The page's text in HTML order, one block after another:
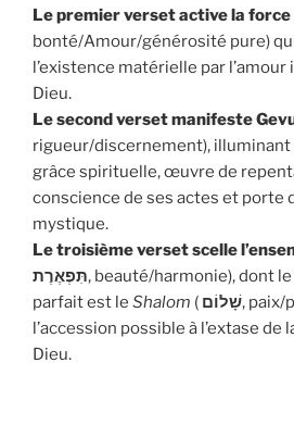
Le premier verset active la force
bonté/Amour/générosité pure)
l’existence matérielle par
Dieu.
Le second verset manifeste
rigueur/discernement), illuminant
grâce spirituelle, œuvre de
conscience de ses actes et porte
mystique.
Le troisième verset scelle
תִּפְאֶרֶת, beauté/harmonie), dont
parfait est le Shalom ( שָׁלוֹם, paix/
l’accession possible à l’extase de
Dieu.